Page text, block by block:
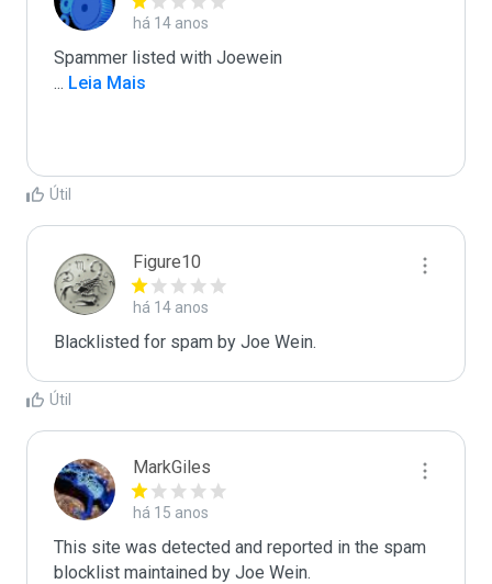
há 14 anos
... Leia Mais
Útil
Figure10
há 14 anos
Blacklisted for spam by Joe Wein.
Útil
MarkGiles
há 15 anos
This site was detected and reported in the spam
blocklist maintained by Joe Wein.